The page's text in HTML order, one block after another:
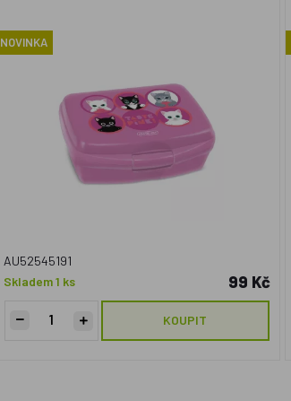
NOVINKA
AU52545191
Skladem 1 ks
99 Kč
KOUPIT